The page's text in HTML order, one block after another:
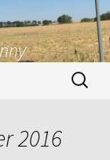
Suchen
nach:
2016